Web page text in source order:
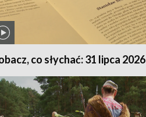
co słychać: 31 lipca 2026